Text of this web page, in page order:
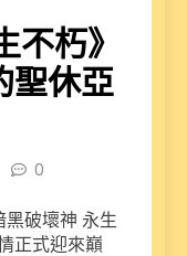
不朽》
聖休亞
0
破壞神 永生
正式迎來巔